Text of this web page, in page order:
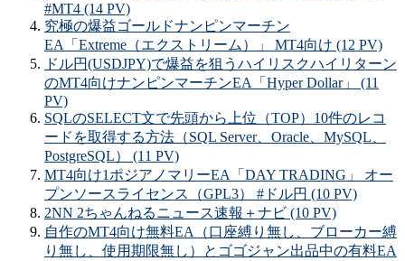
#MT4 (14 PV)
究極の爆益ゴールドナンピンマーチン
EA「Extreme（エクストリーム）」 MT4向け (12 PV)
ドル円(USDJPY)で爆益を狙うハイリスクハイリターン
のMT4向けナンピンマーチンEA「Hyper Dollar」 (11
PV)
SQLのSELECT文で先頭から上位（TOP）10件のレコ
ードを取得する方法（SQL Server、Oracle、MySQL、
PostgreSQL） (11 PV)
MT4向け1ポジアノマリーEA「DAY TRADING」 オー
プンソースライセンス（GPL3） #ドル円 (10 PV)
2NN 2ちゃんねるニュース速報＋ナビ (10 PV)
自作のMT4向け無料EA（口座縛り無し、ブローカー縛
り無し、使用期限無し）とゴゴジャン出品中の有料EA